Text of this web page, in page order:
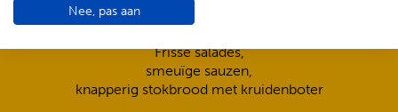
Compleet is ook écht compleet!
Frisse salades,
smeuïge sauzen,
knapperig stokbrood met kruidenboter
Nee, pas aan